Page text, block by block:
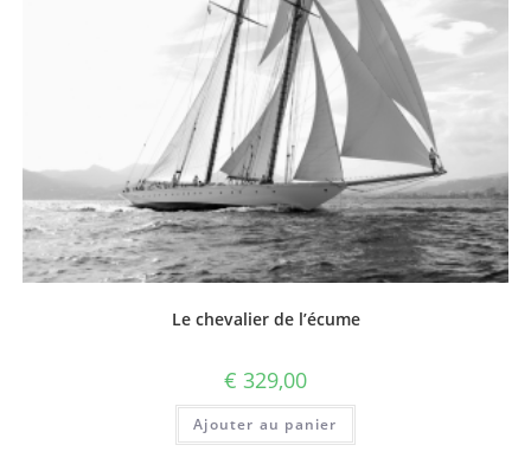
Le chevalier de l’écume
€ 329,00
Ajouter au panier